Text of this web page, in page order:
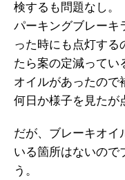
検するも問題なし。
パーキングブレーキ
った時にも点灯する
たら案の定減ってい
オイルがあったので
何日か様子を見たが
だが、ブレーキオイ
いる箇所はないので
う。